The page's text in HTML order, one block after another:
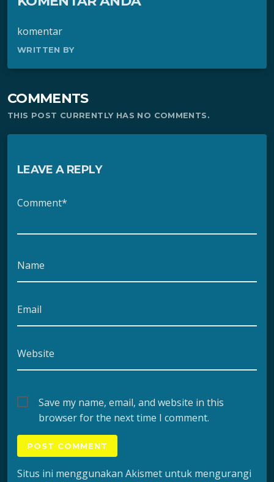
komentar
WRITTEN BY
COMMENTS
THIS POST CURRENTLY HAS NO COMMENTS.
LEAVE A REPLY
Comment*
Name
Email
Website
Save my name, email, and website in this
browser for the next time I comment.
Situs ini menggunakan Akismet untuk mengurangi